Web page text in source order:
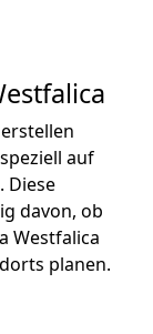
auf
Diese
davon, ob
Westfalica
planen.